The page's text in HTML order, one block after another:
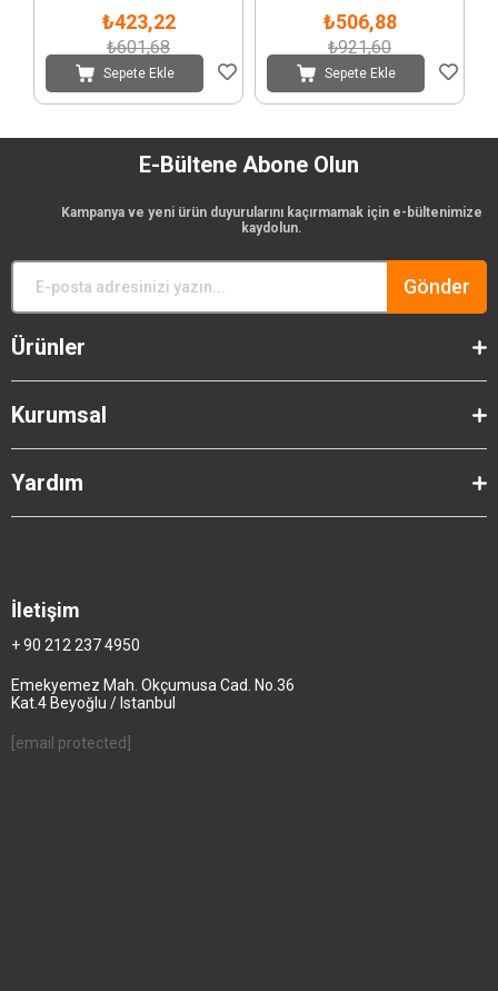
₺423,22
₺601,68
Sepete Ekle
₺506,88
₺921,60
Sepete Ekle
E-Bültene Abone Olun
Kampanya ve yeni ürün duyurularını kaçırmamak için e-bültenimize
kaydolun.
Gönder
Ürünler
Kurumsal
Yardım
İletişim
+ 90 212 237 4950
Emekyemez Mah. Okçumusa Cad. No.36
Kat.4 Beyoğlu / Istanbul
[email protected]